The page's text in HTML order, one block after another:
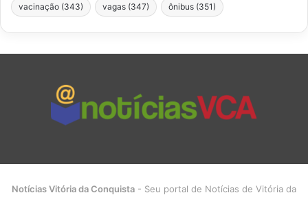
vacinação (343) vagas (347) ônibus (351)
Notícias Vitória da Conquista - Seu portal de Notícias de Vitória da